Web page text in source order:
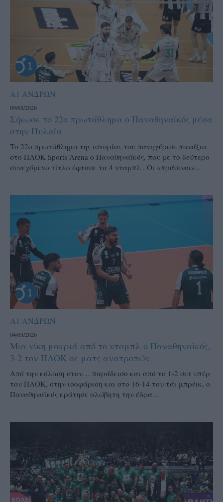
Α1 ΑΝΔΡΩΝ
09/05/2026
Σήκωσε το 22ο πρωτάθλημα ο Παναθηναϊκός μέσα
στην Πυλαία
Το 22ο πρωτάθλημα της ιστορίας του πανηγύρισε πανάξια
στο ΠΑΟΚ Sports Arena ο Παναθηναϊκός, που με το δεύτερο
συνεχόμενο τίτλο έφτασε τα 4 νταμπλ . Οι «πράσινοι»...
Α1 ΑΝΔΡΩΝ
04/05/2026
Μια νίκη μακριά από το νταμπλ ο Παναθηναϊκός,
3-2 τον ΠΑΟΚ σε ματς ανατροπών
Από την κόλαση στον… παράδεισο και από το 1-2 σετ υπέρ
του ΠΑΟΚ, στην ισοφάριση και στο 16-14 του τάι μπρέικ, ο
Παναθηναϊκός κράτησε αλώβητη την έδρα...